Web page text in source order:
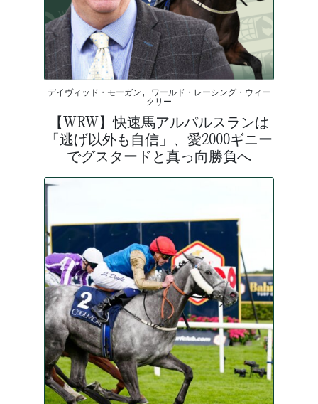
デイヴィッド・モーガン, ワールド・レーシング・ウィー
クリー
【WRW】快速馬アルパルスランは
「逃げ以外も自信」、愛2000ギニー
でグスタードと真っ向勝負へ